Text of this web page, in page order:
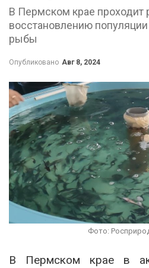
В Пермском крае проходит
восстановлению
рыбы
Опубликовано Авг 8, 2024
Фото:
В Пермском крае в